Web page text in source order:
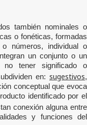
también nominales o
o fonéticas, formadas
números, individual o
un conjunto o un
no tener significado o
en: sugestivos,
conceptual que evoca
identificado por el
conexión alguna entre
y funciones del